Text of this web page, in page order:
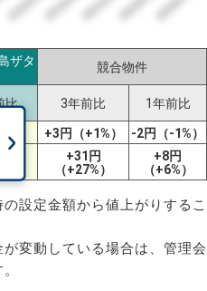
ザタ
競合物件
比 3年前比 1年前比
+3円（+1%）
-2円（-1%）
+31円
（+27%）
+8円
（+6%）
設定金額から値上がりするこ
変動している場合は、管理会